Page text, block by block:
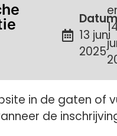
13 juni
2025
in de gaten of
de